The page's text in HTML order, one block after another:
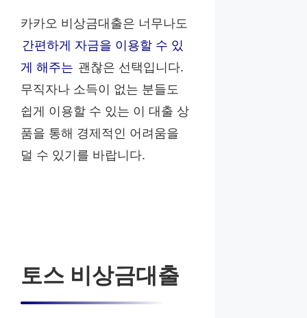
카카오 비상금대출은 너무나도
간편하게 자금을 이용할 수 있
게 해주는 괜찮은 선택입니다.
무직자나 소득이 없는 분들도
쉽게 이용할 수 있는 이 대출 상
품을 통해 경제적인 어려움을
덜 수 있기를 바랍니다.
토스 비상금대출